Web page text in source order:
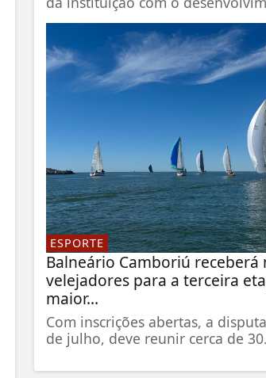
ESPORTE
Balneário Camboriú receberá
velejadores para a terceira
maior...
Com inscrições abertas, a
de julho, deve reunir cerca de